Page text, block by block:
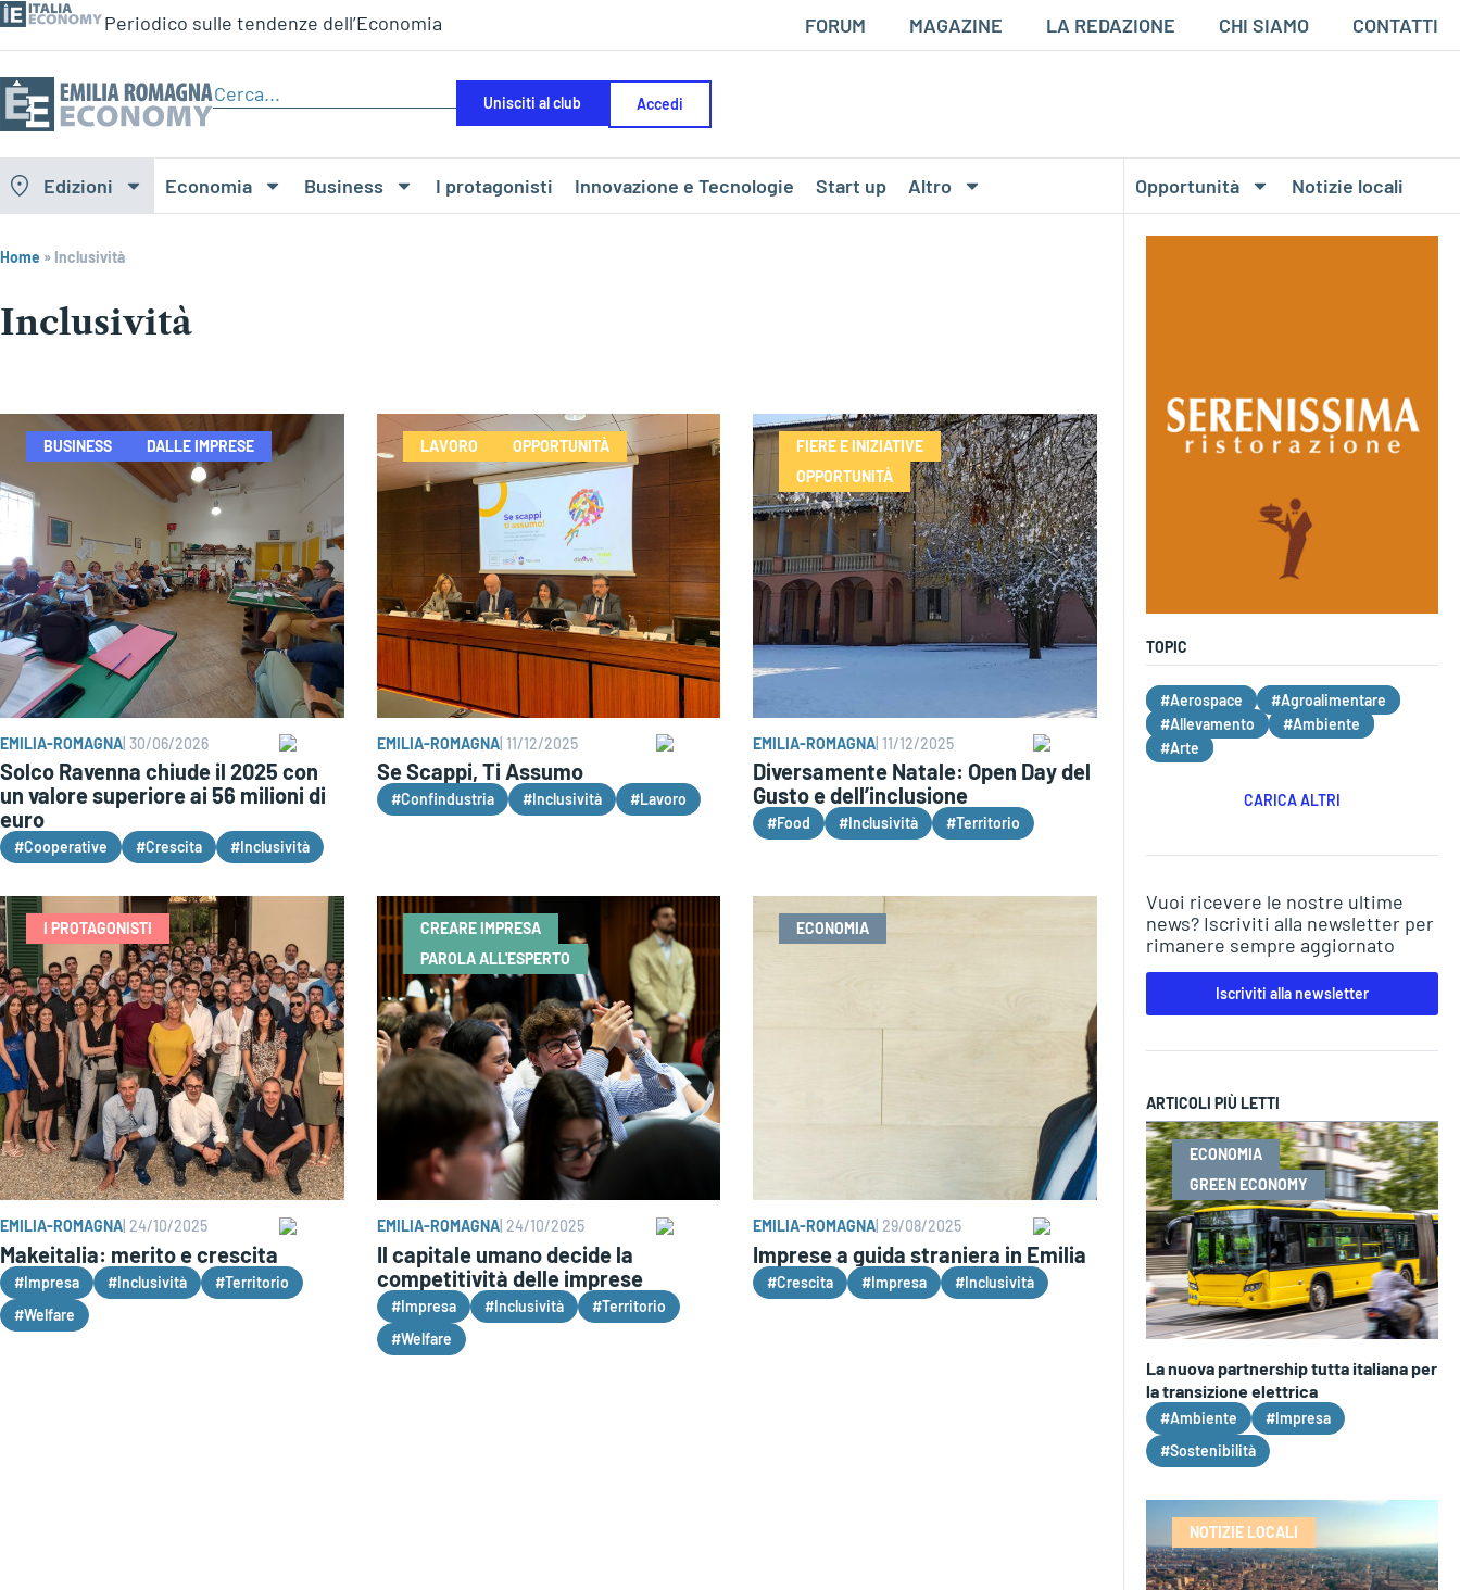
Periodico sulle tendenze dell’Economia FORUM MAGAZINE LA REDAZIONE CHI SIAMO CONTATTI
Unisciti al club Accedi
Edizioni Economia Business I protagonisti Innovazione e Tecnologie Start up Altro Opportunità Notizie locali
Home » Inclusività
Inclusività
BUSINESS DALLE IMPRESE
EMILIA-ROMAGNA 30/06/2026
Solco Ravenna chiude il 2025 con
un valore superiore ai 56 milioni di
euro
#Cooperative #Crescita #Inclusività
LAVORO OPPORTUNITÀ
EMILIA-ROMAGNA| 11/12/2025
Se Scappi, Ti Assumo
#Confindustria #Inclusività #Lavoro
FIERE E INIZIATIVE
OPPORTUNITÀ
EMILIA-ROMAGNA 11/12/2025
Diversamente Natale: Open Day del
Gusto e dell’inclusione
#Food #Inclusività #Territorio
I PROTAGONISTI
EMILIA-ROMAGNA 24/10/2025
Makeitalia: merito e crescita
#Impresa #Inclusività
#Territorio
#Welfare
CREARE IMPRESA
PAROLA ALL'ESPERTO
EMILIA-ROMAGNA| 24/10/2025
Il capitale umano decide la
competitività delle imprese
#Impresa #Inclusività
#Territorio
#Welfare
ECONOMIA
EMILIA-ROMAGNA 29/08/2025
Imprese a guida straniera in Emilia
#Crescita #Impresa #Inclusività
TOPIC
#Aerospace
#Agroalimentare
#Allevamento
#Ambiente
#Arte
CARICA ALTRI
Vuoi ricevere le nostre ultime
news? Iscriviti alla newsletter per
rimanere sempre aggiornato
Iscriviti alla newsletter
ARTICOLI PIÙ LETTI
ECONOMIA
GREEN ECONOMY
La nuova partnership tutta italiana per
la transizione elettrica
#Ambiente
#Impresa
#Sostenibilità
NOTIZIE LOCALI